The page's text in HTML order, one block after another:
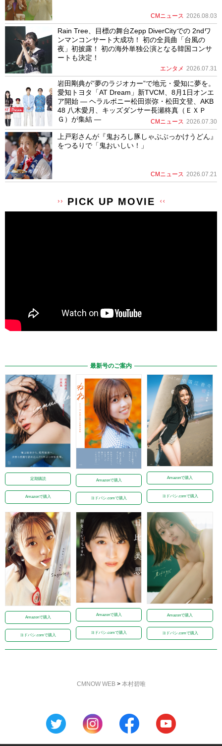
CMニュース 2026.08.03
Rain Tree、目標の舞台Zepp DiverCityでの 2ndワ
ンマンコンサート大成功！ 初の全員曲「台風の
夜」初披露！ 初の海外単独公演となる韓国コンサ
ートも決定！
エンタメ 2026.07.31
岩田剛典が”夢のラジオカー”で地元・愛知に夢を。
愛知トヨタ「AT Dream」新TVCM、8月1日オンエ
ア開始 ― ヘラルボニー松田崇弥・松田文登、AKB
48 八木愛月、キッズダンサー長瀬柊真（ＥＸＰ
Ｇ）が集結 ―
CMニュース 2026.07.30
上戸彩さんが『鬼おろし豚しゃぶぶっかけうどん』
をつるりで「鬼おいしい！」
CMニュース 2026.07.21
PICK UP MOVIE
最新号のご案内
定期購読
Amazonで購入
Amazonで購入
ヨドバシ.comで購入
Amazonで購入
ヨドバシ.comで購入
Amazonで購入
ヨドバシ.comで購入
Amazonで購入
ヨドバシ.comで購入
Amazonで購入
ヨドバシ.comで購入
CMNOW WEB> 本村碧唯